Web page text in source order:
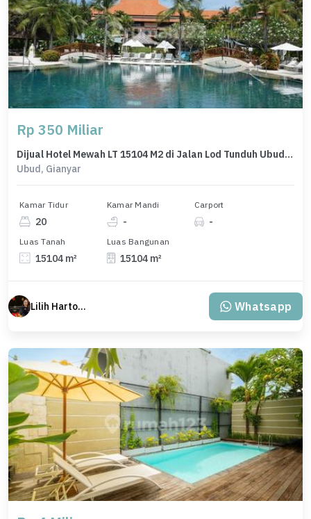
Rp 350 Miliar
Dijual Hotel Mewah LT 15104 M2 di Jalan Lod Tunduh Ubud Bali
Ubud, Gianyar
Kamar Tidur
20
Kamar Mandi
-
Carport
-
Luas Tanah
15104 m²
Luas Bangunan
15104 m²
Lilih Hartono Whatsapp